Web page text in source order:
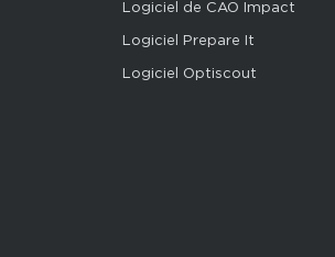
Logiciel de CAO Impact
Logiciel Prepare It
Logiciel Optiscout